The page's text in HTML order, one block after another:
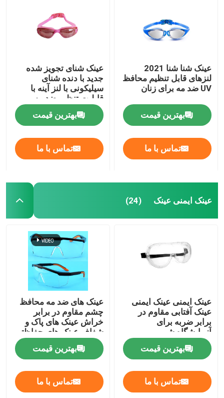
صفحه اصلی
درباره ما
تور کارخانه
اخبار
موارد
درخواست نقل قول
عینک شنا شنا 2021
لنزهای قابل تنظیم محافظ
UV ضد مه برای زنان
بهترین قیمت
تماس با ما
عینک شنای تجویز شده
جدید با دنده شنای
سیلیکونی با لنز آینه با
قابلیت تنظیم ضد مه و
محافظت در برابر اشعه
ماورا UV بنفش
بهترین قیمت
تماس با ما
عینک ایمنی عینک (24)
عینک ایمنی عینک ایمنی
عینک آفتابی مقاوم در
برابر ضربه برای
آزمایشگاه شیمی
بهترین قیمت
تماس با ما
عینک های ضد مه محافظ
چشم مقاوم در برابر
خراش عینک های پاک و
شفاف عینک های حفاظتی
و گیرنده های ضد لغز قابل
تنظیم عینک های
آزمایشگاهی
بهترین قیمت
تماس با ما